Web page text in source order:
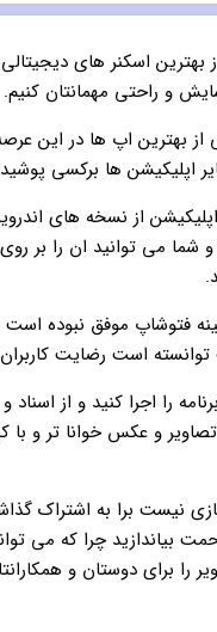
بهترین اسکنر های
و راحتی مهمانتان کنیم.
از بهترین اپ ها در این
اپلیکیشن ها برکسی
از نسخه های
می توانید ان را بر روی
فتوشاپ موفق نبوده است
است رضایت
را اجرا کنید و از
و عکس خوانا تر و با
نیست برا به اشتراک
بیاندازید چرا که می
را برای دوستان و